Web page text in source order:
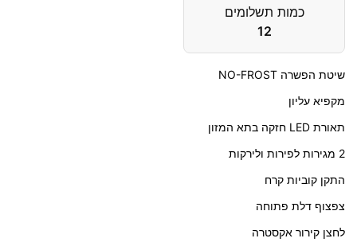
כמות תשלומים
12
שיטת הפשרה NO-FROST
מקפיא עליון
תאורת LED חזקה בתא המזון
2 מגירות לפירות ולירקות
התקן קוביות קרח
צפצוף דלת פתוחה
לחצן קירור אקסטרה